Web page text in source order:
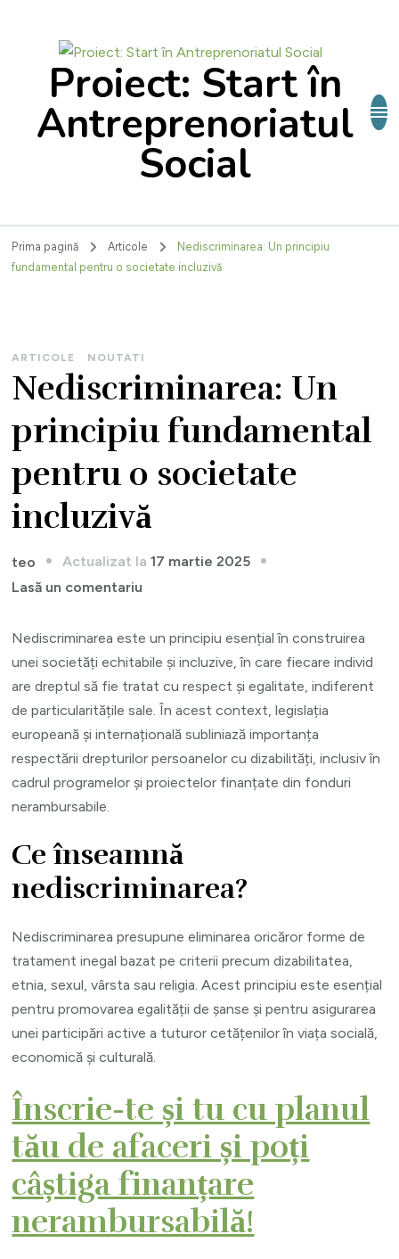
Proiect: Start în
Antreprenoriatul
Social
Prima pagină Articole
Nediscriminarea: Un principiu
fundamental pentru o societate incluzivă
ARTICOLE NOUTATI
Nediscriminarea: Un
principiu fundamental
pentru o societate
incluzivă
teo Actualizat la17 martie 2025
Lasă un comentariu
Un
principiu
fundamental
pentru
o
societate
incluzivă
Nediscriminarea este un principiu esențial în construirea
unei societăți echitabile și incluzive, în care fiecare individ
are dreptul să fie tratat cu respect și egalitate, indiferent
de particularitățile sale. În acest context, legislația
europeană și internațională subliniază importanța
respectării drepturilor persoanelor cu dizabilități, inclusiv în
cadrul programelor și proiectelor finanțate din fonduri
nerambursabile.
Ce înseamnă
nediscriminarea?
Nediscriminarea presupune eliminarea oricăror forme de
tratament inegal bazat pe criterii precum dizabilitatea,
etnia, sexul, vârsta sau religia. Acest principiu este esențial
pentru promovarea egalității de șanse și pentru asigurarea
unei participări active a tuturor cetățenilor în viața socială,
economică și culturală.
Înscrie-te și tu cu planul
tău de afaceri și poți
câștiga finanțare
nerambursabilă!